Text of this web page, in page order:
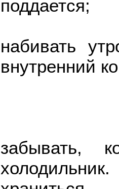
поддается;
набивать
внутренний
забывать,